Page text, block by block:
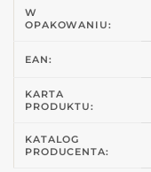
W
OPAKOWANIU:
EAN:
KARTA
PRODUKTU:
KATALOG
PRODUCENTA: